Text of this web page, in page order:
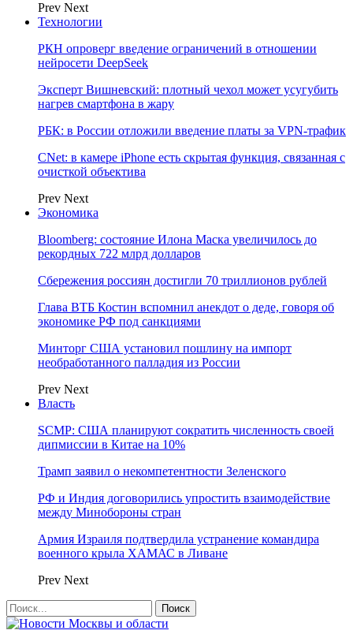
Prev Next
Технологии
РКН опроверг введение ограничений в отношении
нейросети DeepSeek
Эксперт Вишневский: плотный чехол может усугубить
нагрев смартфона в жару
РБК: в России отложили введение платы за VPN-трафик
CNet: в камере iPhone есть скрытая функция, связанная с
очисткой объектива
Prev Next
Экономика
Bloomberg: состояние Илона Маска увеличилось до
рекордных 722 млрд долларов
Сбережения россиян достигли 70 триллионов рублей
Глава ВТБ Костин вспомнил анекдот о деде, говоря об
экономике РФ под санкциями
Минторг США установил пошлину на импорт
необработанного палладия из России
Prev Next
Власть
SCMP: США планируют сократить численность своей
дипмиссии в Китае на 10%
Трамп заявил о некомпетентности Зеленского
РФ и Индия договорились упростить взаимодействие
между Минобороны стран
Армия Израиля подтвердила устранение командира
военного крыла ХАМАС в Ливане
Prev Next